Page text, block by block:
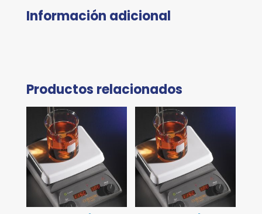
Información adicional
Productos relacionados